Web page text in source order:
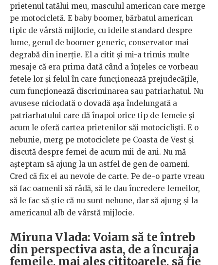
prietenul tatălui meu, masculul american care merge
pe motocicletă. E baby boomer, bărbatul american
tipic de vârstă mijlocie, cu ideile standard despre
lume, genul de boomer generic, conservator mai
degrabă din inerție. El a citit și mi-a trimis multe
mesaje că era prima dată când a înțeles ce vorbeau
fetele lor și felul în care funcționează prejudecățile,
cum funcționează discriminarea sau patriarhatul. Nu
avusese niciodată o dovadă așa îndelungată a
patriarhatului care dă înapoi orice tip de femeie și
acum le oferă cartea prietenilor săi motocicliști. E o
nebunie, merg pe motociclete pe Coasta de Vest și
discută despre femei de acum mii de ani. Nu mă
așteptam să ajung la un astfel de gen de oameni.
Cred că fix ei au nevoie de carte. Pe de-o parte vreau
să fac oamenii să râdă, să le dau încredere femeilor,
să le fac să știe că nu sunt nebune, dar să ajung și la
americanul alb de vârstă mijlocie.
Miruna Vlada: Voiam să te întreb
din perspectiva asta, de a încuraja
femeile, mai ales cititoarele, să fie